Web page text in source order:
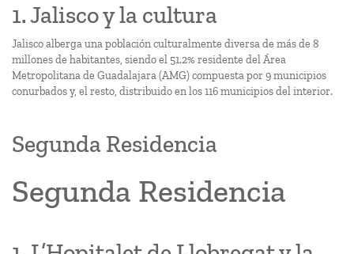
1. Jalisco y la cultura
Jalisco alberga una población culturalmente diversa de más de 8
millones de habitantes, siendo el 51.2% residente del Área
Metropolitana de Guadalajara (AMG) compuesta por 9 municipios
conurbados y, el resto, distribuido en los 116 municipios del interior.
Segunda Residencia
Segunda Residencia